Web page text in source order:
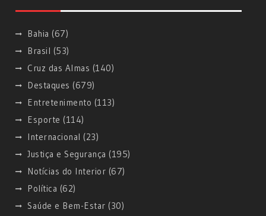
Bahia (67)
Brasil (53)
Cruz das Almas (140)
Destaques (679)
Entretenimento (113)
Esporte (114)
Internacional (23)
Justiça e Segurança (195)
Notícias do Interior (67)
Política (62)
Saúde e Bem-Estar (30)